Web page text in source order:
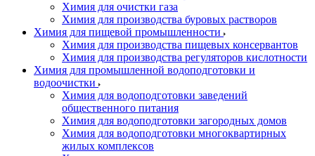
Химия для очистки газа
Химия для производства буровых растворов
Химия для пищевой промышленности
Химия для производства пищевых консервантов
Химия для производства регуляторов кислотности
Химия для промышленной водоподготовки и
водоочистки
Химия для водоподготовки заведений
общественного питания
Химия для водоподготовки загородных домов
Химия для водоподготовки многоквартирных
жилых комплексов